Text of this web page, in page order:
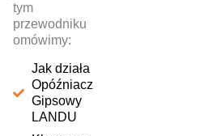
tym
przewodniku
omówimy:
Jak działa
Opóźniacz
Gipsowy
LANDU